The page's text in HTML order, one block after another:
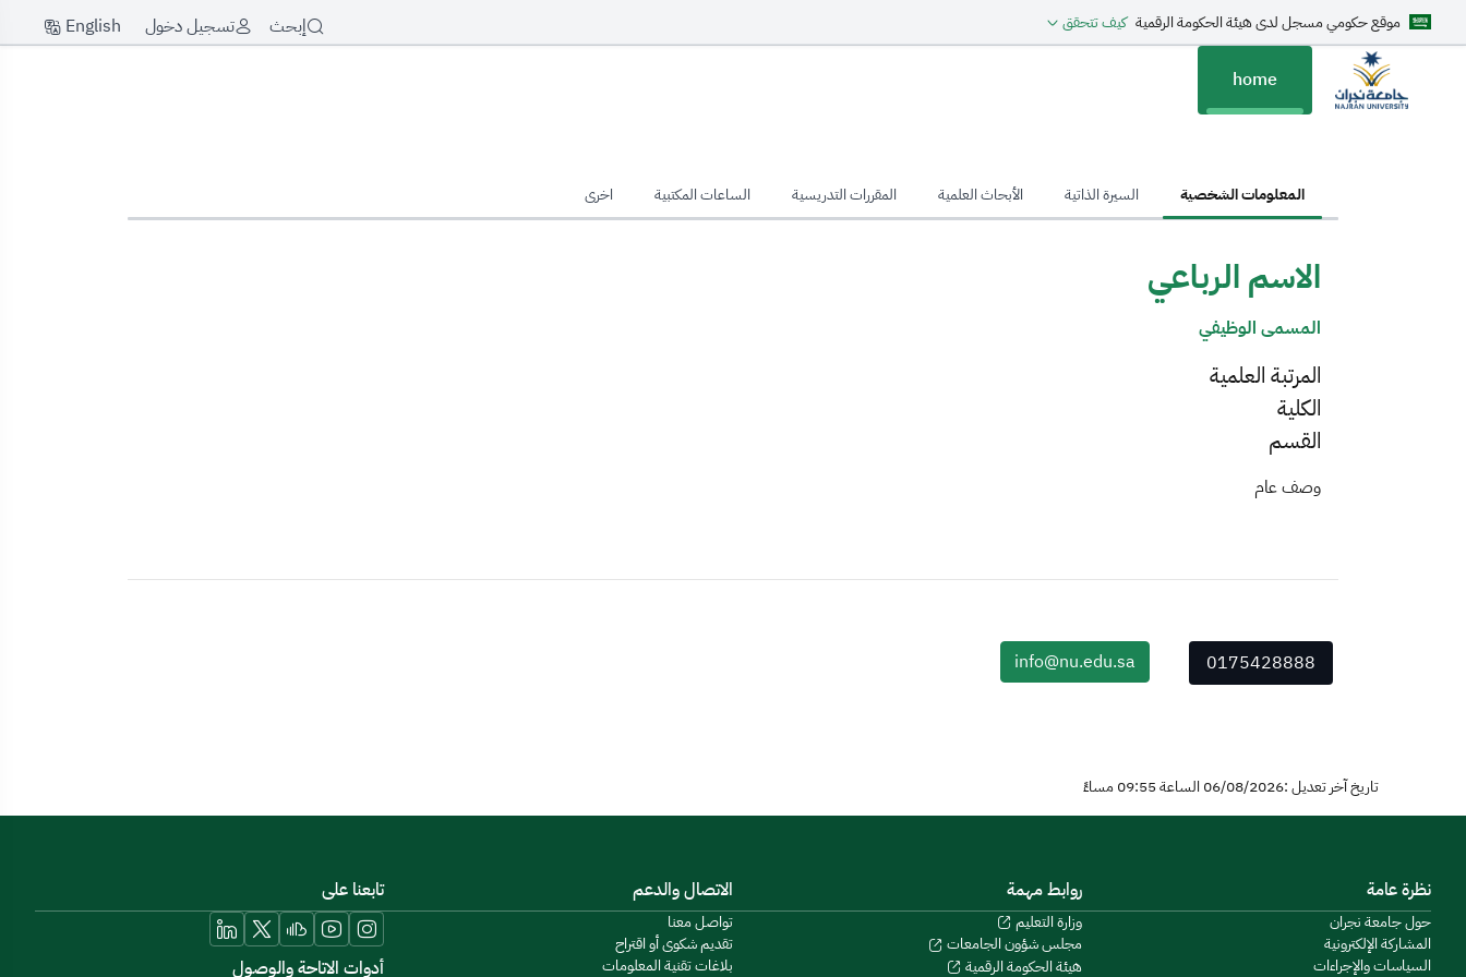
موقع حكومي مسجل لدى هيئة الحكومة الرقمية كيف تتحقق إبحث تسجيل دخول English
home
المعلومات الشخصية السيرة الذاتية الأبحاث العلمية المقررات التدريسية الساعات المكتبية اخرى
الاسم الرباعي
المسمى الوظيفي
المرتبة العلمية
الكلية
القسم
وصف عام
0175428888
info@nu.edu.sa
تاريخ آخر تعديل :06/08/2026 الساعة 09:55 مساءً
نظرة عامة
حول جامعة نجران
المشاركة الإلكترونية
السياسات والإجراءات
روابط مهمة
وزارة التعليم
مجلس شؤون الجامعات
هيئة الحكومة الرقمية
الاتصال والدعم
تواصل معنا
تقديم شكوى أو اقتراح
بلاغات تقنية المعلومات
تابعنا على
أدوات الاتاحة والوصول